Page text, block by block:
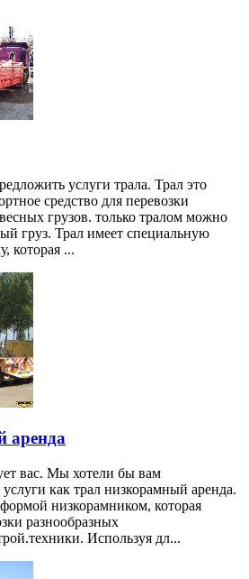
услуги трала. Трал это
средство для перевозки
грузов. только тралом можно
груз. Трал имеет специальную
которая ...
аренда
вас. Мы хотели бы вам
как трал низкорамный аренда.
низкорамником, которая
разнообразных
Используя дл...